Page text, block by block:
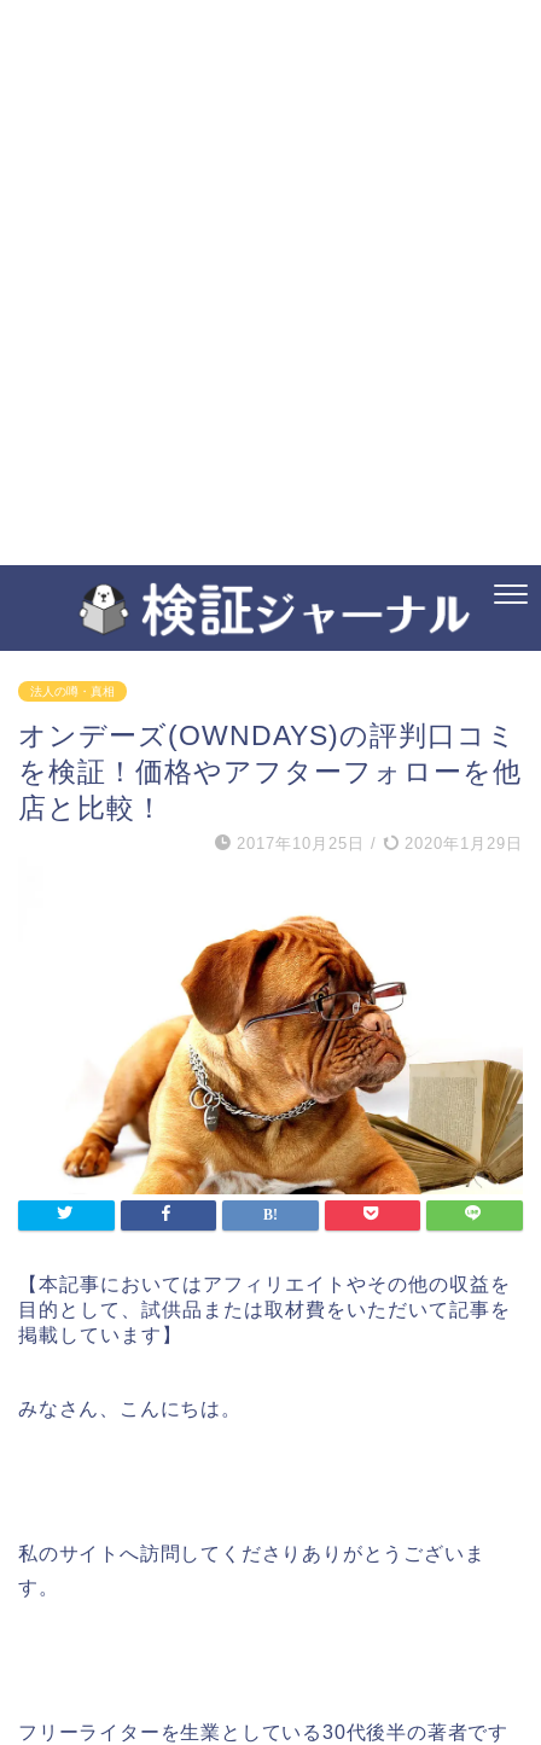
法人の噂・真相
オンデーズ(OWNDAYS)の評判口コミ
を検証！価格やアフターフォローを他
店と比較！
2017年10月25日 / 2020年1月29日
【本記事においてはアフィリエイトやその他の収益を
目的として、試供品または取材費をいただいて記事を
掲載しています】
みなさん、こんにちは。
私のサイトへ訪問してくださりありがとうございま
す。
フリーライターを生業としている30代後半の著者です